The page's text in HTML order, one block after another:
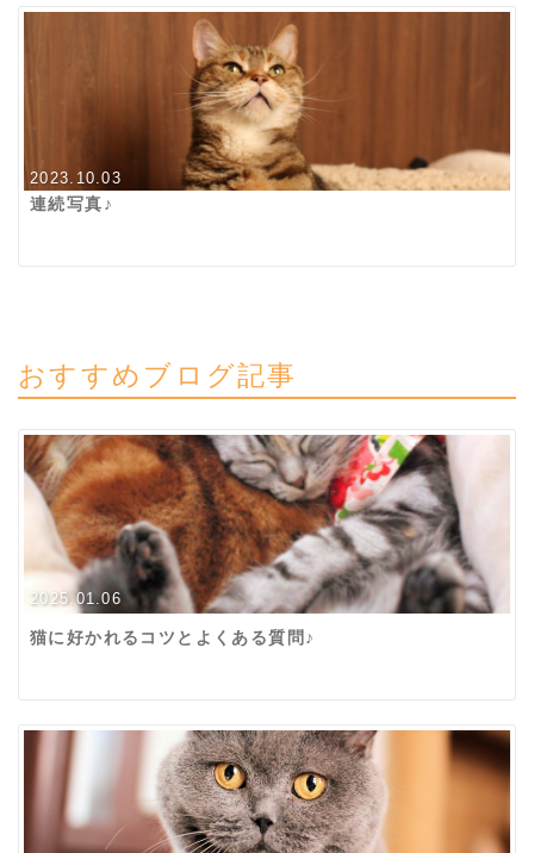
2023.10.03
連続写真♪
おすすめブログ記事
2025.01.06
猫に好かれるコツとよくある質問♪